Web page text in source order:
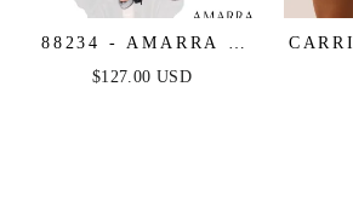
88234 - AMARRA -
SPARKLY FITTED
$127.00 USD
-